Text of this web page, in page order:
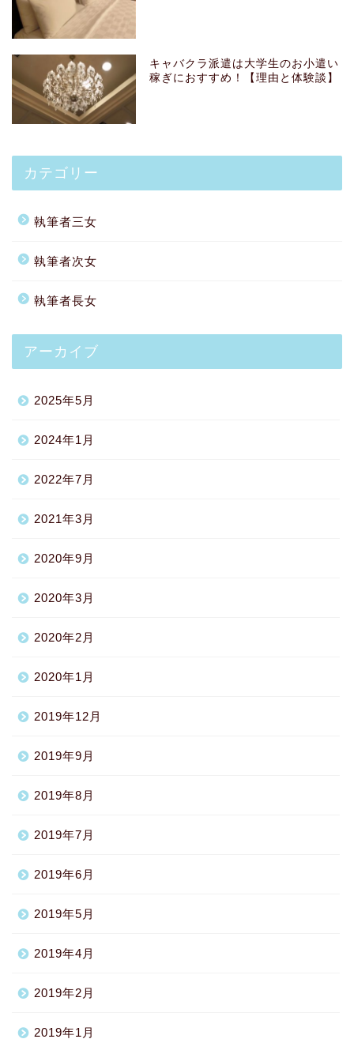
キャバクラ派遣は大学生のお小遣い
稼ぎにおすすめ！【理由と体験談】
カテゴリー
執筆者三女
執筆者次女
執筆者長女
アーカイブ
2025年5月
2024年1月
2022年7月
2021年3月
2020年9月
2020年3月
2020年2月
2020年1月
2019年12月
2019年9月
2019年8月
2019年7月
2019年6月
2019年5月
2019年4月
2019年2月
2019年1月